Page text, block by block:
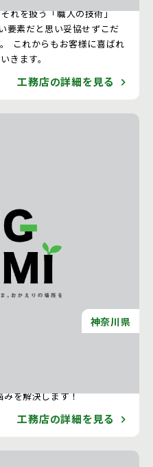
れを扱う「職人の技術」
要素だと思い妥協せずこだ
これからもお客様に喜ばれ
きます。
工務店の詳細を見る
神奈川県
を解決します！
工務店の詳細を見る